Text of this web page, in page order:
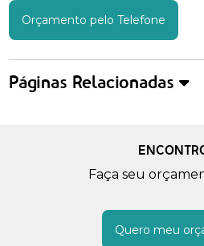
Orçamento pelo Telefone
Páginas Relacionadas
Faça seu
Quero meu